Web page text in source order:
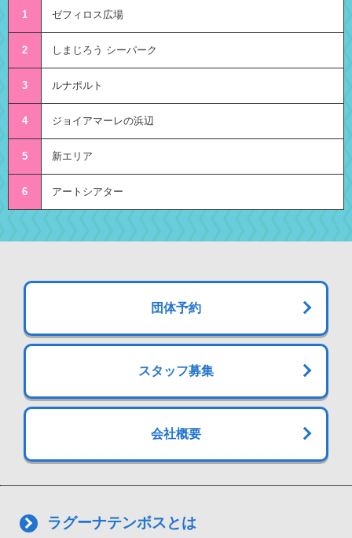
1 ゼフィロス広場
2 しまじろう シーパーク
3 ルナポルト
4 ジョイアマーレの浜辺
5 新エリア
6 アートシアター
団体予約
スタッフ募集
会社概要
ラグーナテンボスとは